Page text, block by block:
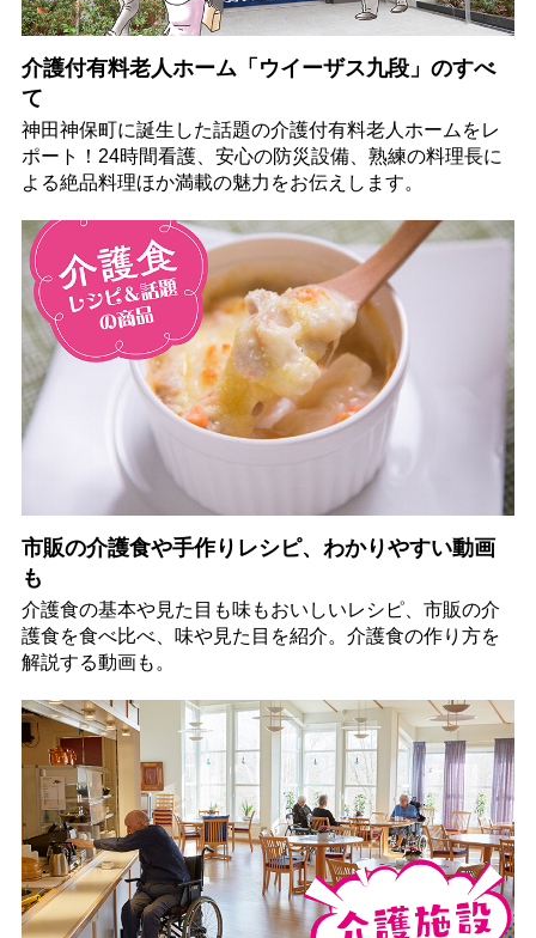
介護付有料老人ホーム「ウイーザス九段」のすべ
て
神田神保町に誕生した話題の介護付有料老人ホームをレ
ポート！24時間看護、安心の防災設備、熟練の料理長に
よる絶品料理ほか満載の魅力をお伝えします。
市販の介護食や手作りレシピ、わかりやすい動画
も
介護食の基本や見た目も味もおいしいレシピ、市販の介
護食を食べ比べ、味や見た目を紹介。介護食の作り方を
解説する動画も。